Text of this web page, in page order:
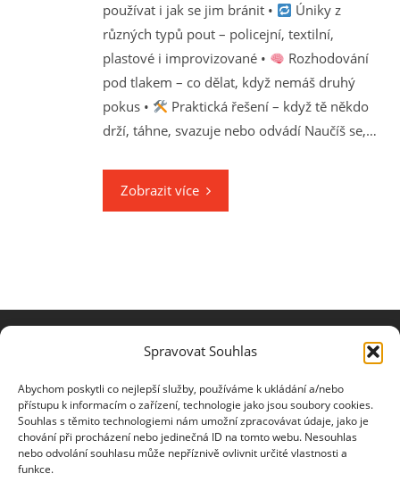
Spravovat Souhlas
Abychom poskytli co nejlepší služby, používáme k ukládání a/nebo
přístupu k informacím o zařízení, technologie jako jsou soubory cookies.
Souhlas s těmito technologiemi nám umožní zpracovávat údaje, jako je
chování při procházení nebo jedinečná ID na tomto webu. Nesouhlas
nebo odvolání souhlasu může nepříznivě ovlivnit určité vlastnosti a
funkce.
používat i jak se jim bránit •
Úniky z
různých typů pout – policejní, textilní,
plastové i improvizované •
Rozhodování
pod tlakem – co dělat, když nemáš druhý
pokus •
Praktická řešení – když tě někdo
drží, táhne, svazuje nebo odvádí Naučíš se,…
Zobrazit více
Jméno